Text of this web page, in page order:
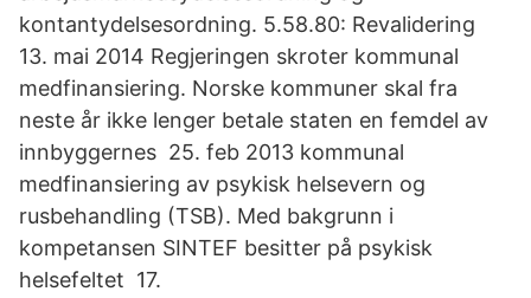
kontantydelsesordning. 5.58.80: Revalidering
13. mai 2014 Regjeringen skroter kommunal
medfinansiering. Norske kommuner skal fra
neste år ikke lenger betale staten en femdel av
innbyggernes 25. feb 2013 kommunal
medfinansiering av psykisk helsevern og
rusbehandling (TSB). Med bakgrunn i
kompetansen SINTEF besitter på psykisk
helsefeltet 17.